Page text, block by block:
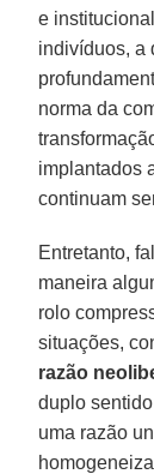
e
indivíduos, a
norma da
implantados
continuam
Entretanto,
maneira
rolo
situações,
razão
duplo sentido
uma razão